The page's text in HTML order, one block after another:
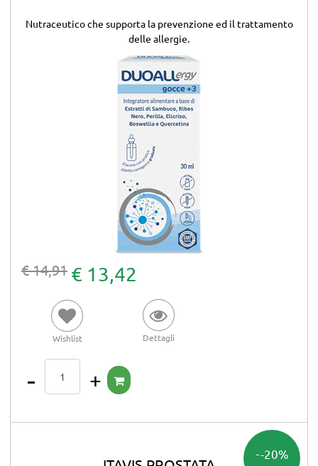
Nutraceutico che supporta la prevenzione ed il trattamento
delle allergie.
€ 14,91 € 13,42
Wishlist Dettagli
-20%